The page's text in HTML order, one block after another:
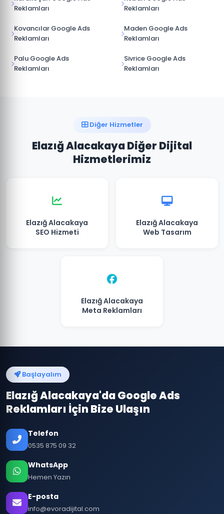
Reklamları
Reklamları
Kovancılar Google Ads
Reklamları
Maden Google Ads
Reklamları
Palu Google Ads
Reklamları
Sivrice Google Ads
Reklamları
Diğer Hizmetler
Elazığ Alacakaya Diğer Dijital
Hizmetlerimiz
Elazığ Alacakaya
SEO Hizmeti
Elazığ Alacakaya
Web Tasarım
Elazığ Alacakaya
Meta Reklamları
Başlayalım
Elazığ Alacakaya'da Google Ads
Reklamları İçin Bize Ulaşın
Telefon
0535 875 09 32
WhatsApp
Hemen Yazın
E-posta
info@evoradijital.com